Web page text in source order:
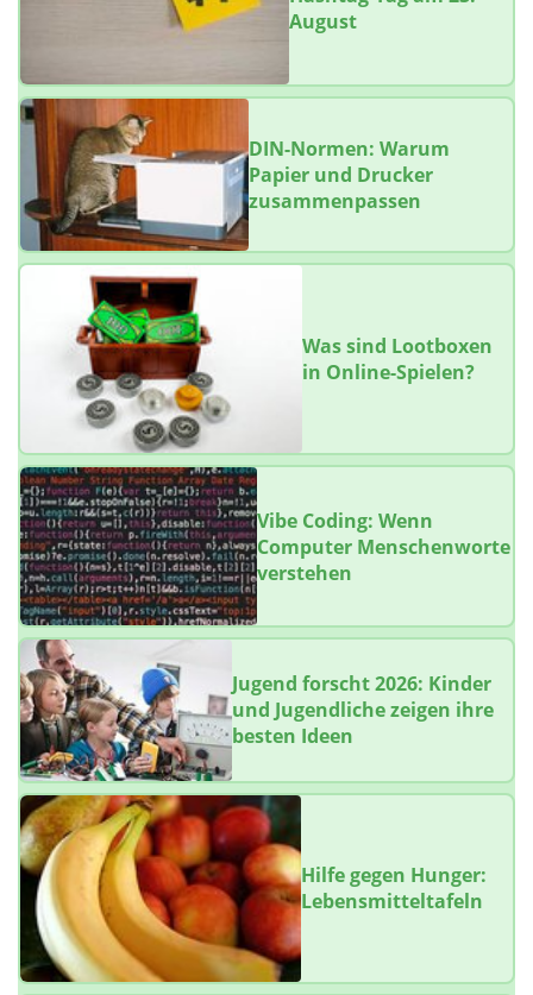
August
DIN-Normen: Warum
Papier und Drucker
zusammenpassen
Was sind Lootboxen
in Online-Spielen?
Vibe Coding: Wenn
Computer Menschenworte
verstehen
Jugend forscht 2026: Kinder
und Jugendliche zeigen ihre
besten Ideen
Hilfe gegen Hunger:
Lebensmitteltafeln